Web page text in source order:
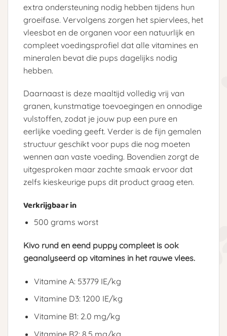
extra ondersteuning nodig hebben tijdens hun
groeifase. Vervolgens zorgen het spiervlees, het
vleesbot en de organen voor een natuurlijk en
compleet voedingsprofiel dat alle vitamines en
mineralen bevat die pups dagelijks nodig
hebben.
Daarnaast is deze maaltijd volledig vrij van
granen, kunstmatige toevoegingen en onnodige
vulstoffen, zodat je jouw pup een pure en
eerlijke voeding geeft. Verder is de fijn gemalen
structuur geschikt voor pups die nog moeten
wennen aan vaste voeding. Bovendien zorgt de
uitgesproken maar zachte smaak ervoor dat
zelfs kieskeurige pups dit product graag eten.
Verkrijgbaar in
500 grams worst
Kivo rund en eend puppy compleet is ook
geanalyseerd op vitamines in het rauwe vlees.
Vitamine A: 53779 IE/kg
Vitamine D3: 1200 IE/kg
Vitamine B1: 2.0 mg/kg
Vitamine B2: 8.5 mg/kg